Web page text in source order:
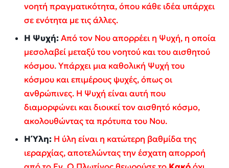
νοητή πραγματικότητα, όπου κάθε ιδέα υπάρχει
σε ενότητα με τις άλλες.
Η Ψυχή:Από τον Νου απορρέει η Ψυχή, η οποία
μεσολαβεί μεταξύ του νοητού και του αισθητού
κόσμου. Υπάρχει μια καθολική Ψυχή του
κόσμου και επιμέρους ψυχές, όπως οι
ανθρώπινες. Η Ψυχή είναι αυτή που
διαμορφώνει και διοικεί τον αισθητό κόσμο,
ακολουθώντας τα πρότυπα του Νου.
Η Ύλη: Η ύλη είναι η κατώτερη βαθμίδα της
ιεραρχίας, αποτελώντας την έσχατη απορροή